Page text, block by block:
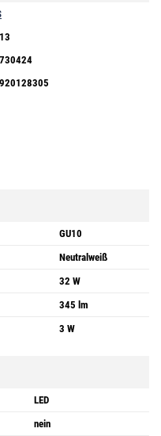
GU10
Neutralweiß
32 W
345 lm
3 W
LED
nein